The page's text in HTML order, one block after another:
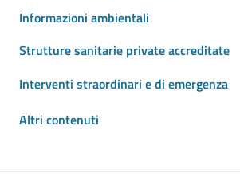
Informazioni ambientali
Strutture sanitarie private accreditate
Interventi straordinari e di emergenza
Altri contenuti